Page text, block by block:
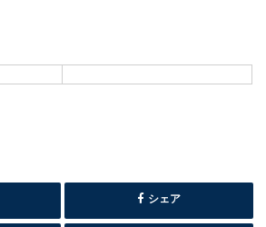
シェア